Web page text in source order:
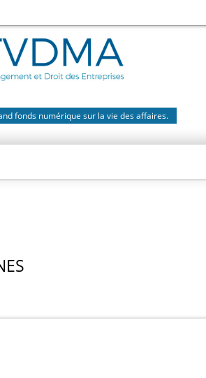
fonds numérique sur la vie des affaires.